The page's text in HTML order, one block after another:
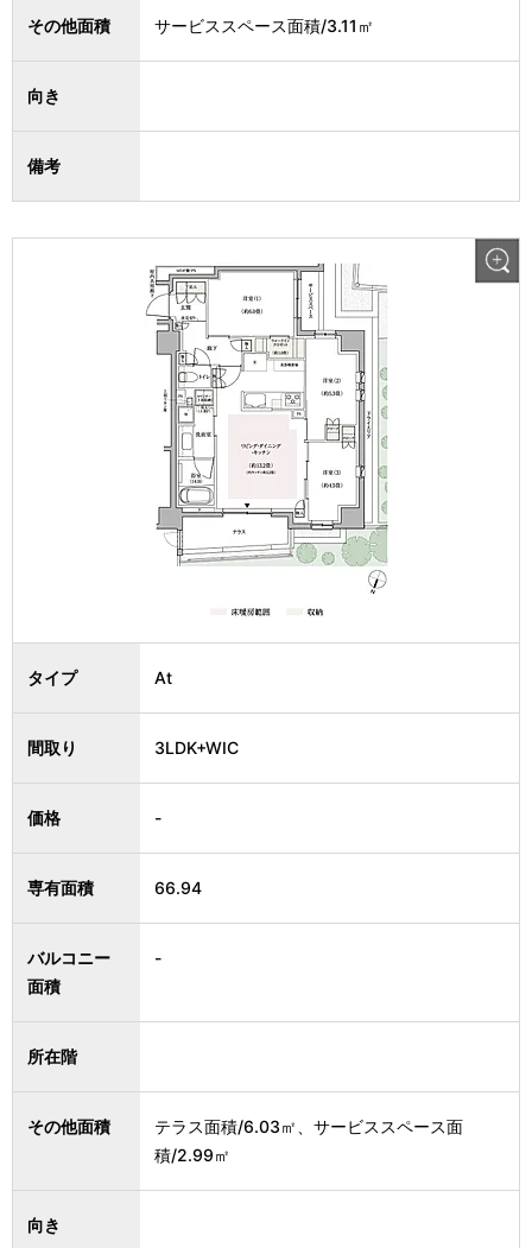
その他面積 サービススペース面積/3.11㎡
向き
備考
タイプ At
間取り 3LDK+WIC
価格 -
専有面積 66.94
バルコニー
面積
-
所在階
その他面積
テラス面積/6.03㎡、サービススペース面
積/2.99㎡
向き